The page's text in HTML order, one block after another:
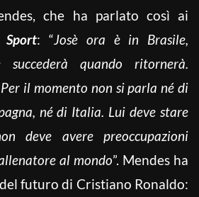
che ha parlato così ai
Sport: “Josè ora è in Brasile,
quando ritornerà.
il momento non si parla né di
né di Italia. Lui deve stare
deve avere preoccupazioni
al mondo”. Mendes ha
futuro di Cristiano Ronaldo: